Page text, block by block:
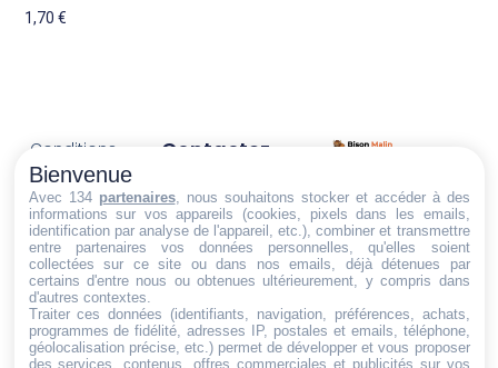
1,70€
Trouvez ce qu'il vous faut,
au bon endroit
Conditions
générales
de vente
Politique de
cookies
Politique de
confidentialité
Mentions
légales
Contactez-
Email:
dt@sasbms.fr
Bienvenue
Avec 134 partenaires, nous souhaitons stocker et accéder à des
informations sur vos appareils (cookies, pixels dans les emails,
identification par analyse de l'appareil, etc.), combiner et transmettre
entre partenaires vos données personnelles, qu'elles soient
collectées sur ce site ou dans nos emails, déjà détenues par
certains d'entre nous ou obtenues ultérieurement, y compris dans
d'autres contextes.
Traiter ces données (identifiants, navigation, préférences, achats,
programmes de fidélité, adresses IP, postales et emails, téléphone,
géolocalisation précise, etc.) permet de développer et vous proposer
des services, contenus, offres commerciales et publicités sur vos